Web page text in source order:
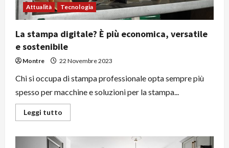
Attualità Tecnologia
La stampa digitale? È più economica, versatile
e sostenibile
Montre 22 Novembre 2023
Chi si occupa di stampa professionale opta sempre più
spesso per macchine e soluzioni per la stampa...
Leggi tutto
di
La